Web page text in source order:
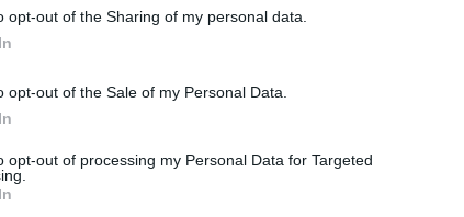
opt-out of the Sharing of my personal data.
opt-out of the Sale of my Personal Data.
opt-out of processing my Personal Data for Targeted
folyadékokhoz, szilárd anyagokhoz képest, de a
is létezik tehát a súlyából származó
az a fontos, hogy a Föld felszínén, a